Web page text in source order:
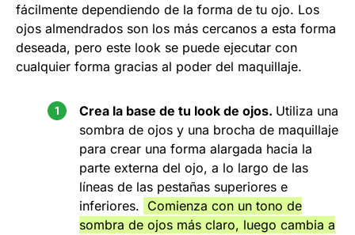
fácilmente dependiendo de la forma de tu ojo. Los
ojos almendrados son los más cercanos a esta forma
deseada, pero este look se puede ejecutar con
cualquier forma gracias al poder del maquillaje.
Crea la base de tu look de ojos. Utiliza una
sombra de ojos y una brocha de maquillaje
para crear una forma alargada hacia la
parte externa del ojo, a lo largo de las
líneas de las pestañas superiores e
inferiores. Comienza con un tono de
sombra de ojos más claro, luego cambia a